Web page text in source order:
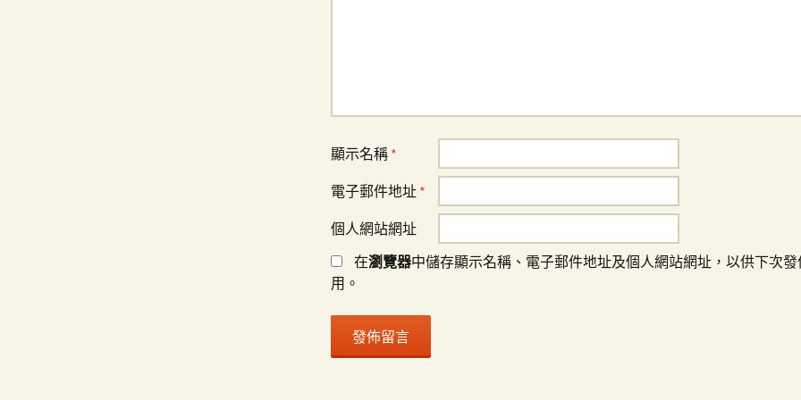
顯示名稱 *
電子郵件地址 *
個人網站網址
在瀏覽器中儲存顯示名稱、電子郵件地址及個人網站網址，以供下次
用。